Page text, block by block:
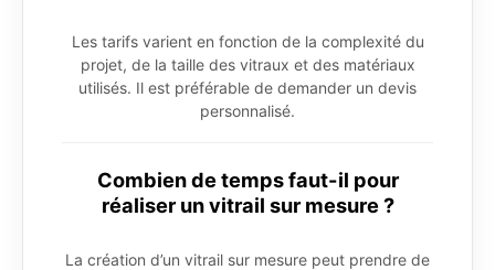
Les tarifs varient en fonction de la complexité du
projet, de la taille des vitraux et des matériaux
utilisés. Il est préférable de demander un devis
personnalisé.
Combien de temps faut-il pour
réaliser un vitrail sur mesure ?
La création d’un vitrail sur mesure peut prendre de